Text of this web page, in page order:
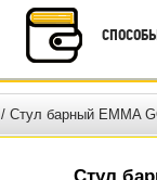
/ Стул барный EMMA